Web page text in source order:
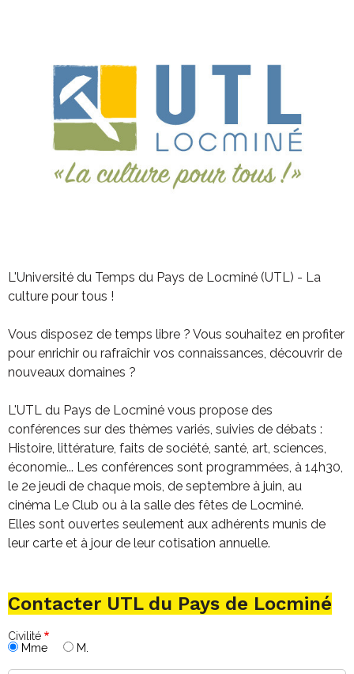
L'Université du Temps du Pays de Locminé (UTL) - La
culture pour tous !
Vous disposez de temps libre ? Vous souhaitez en profiter
pour enrichir ou rafraîchir vos connaissances, découvrir de
nouveaux domaines ?
L'UTL du Pays de Locminé vous propose des
conférences sur des thèmes variés, suivies de débats :
Histoire, littérature, faits de société, santé, art, sciences,
économie... Les conférences sont programmées, à 14h30,
le 2e jeudi de chaque mois, de septembre à juin, au
cinéma Le Club ou à la salle des fêtes de Locminé.
Elles sont ouvertes seulement aux adhérents munis de
leur carte et à jour de leur cotisation annuelle.
Contacter UTL du Pays de Locminé
Civilité
Mme
M.